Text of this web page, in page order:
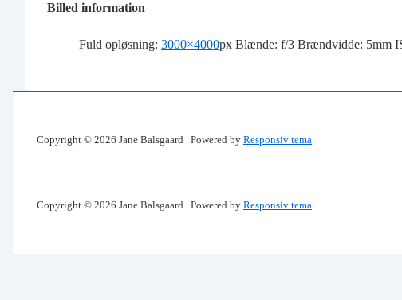
Billed information
Fuld opløsning: 3000×4000px Blænde: f/3 Brændvidde: 5mm
Copyright © 2026 Jane Balsgaard | Powered by Responsiv tema
Copyright © 2026 Jane Balsgaard | Powered by Responsiv tema